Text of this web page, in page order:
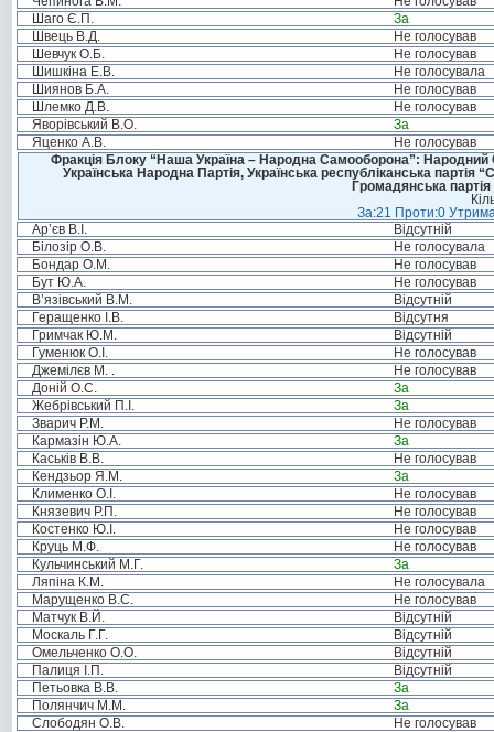
Шаго Є.П.
За
Швець В.Д.
Не голосував
Шевчук О.Б.
Не голосував
Шишкіна Е.В.
Не голосувала
Шиянов Б.А.
Не голосував
Шлемко Д.В.
Не голосував
Яворівський В.О.
За
Яценко А.В.
Не голосував
Фракція Блоку “Наша Україна – Народна Самооборона”: Народний
Українська Народна Партія, Українська республіканська
Громадянська
За:21 Проти:0
Ар’єв В.І.
Відсутній
Білозір О.В.
Не голосувала
Бондар О.М.
Не голосував
Бут Ю.А.
Не голосував
В’язівський В.М.
Відсутній
Геращенко І.В.
Відсутня
Гримчак Ю.М.
Відсутній
Гуменюк О.І.
Не голосував
Джемілєв М. .
Не голосував
Доній О.С.
За
Жебрівський П.І.
За
Зварич Р.М.
Не голосував
Кармазін Ю.А.
За
Каськів В.В.
Не голосував
Кендзьор Я.М.
За
Клименко О.І.
Не голосував
Князевич Р.П.
Не голосував
Костенко Ю.І.
Не голосував
Круць М.Ф.
Не голосував
Кульчинський М.Г.
За
Ляпіна К.М.
Не голосувала
Марущенко В.С.
Не голосував
Матчук В.Й.
Відсутній
Москаль Г.Г.
Відсутній
Омельченко О.О.
Відсутній
Палиця І.П.
Відсутній
Петьовка В.В.
За
Полянчич М.М.
За
Слободян О.В.
Не голосував